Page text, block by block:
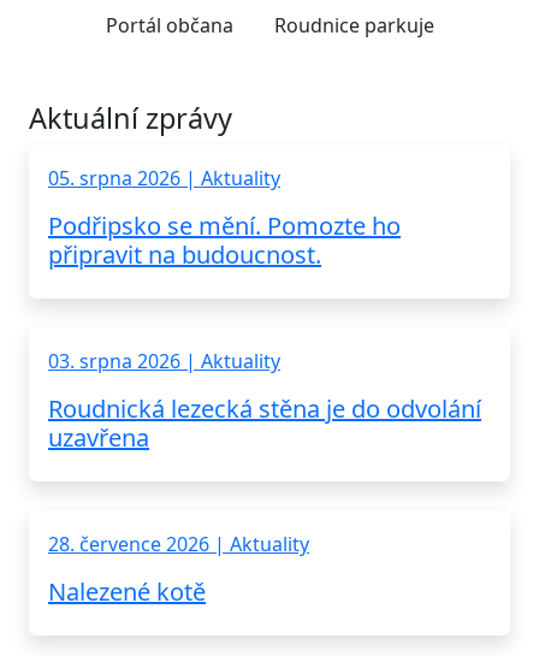
Portál občana Roudnice parkuje
Aktuální zprávy
05. srpna 2026 | Aktuality
Podřipsko se mění. Pomozte ho
připravit na budoucnost.
03. srpna 2026 | Aktuality
Roudnická lezecká stěna je do odvolání
uzavřena
28. července 2026 | Aktuality
Nalezené kotě